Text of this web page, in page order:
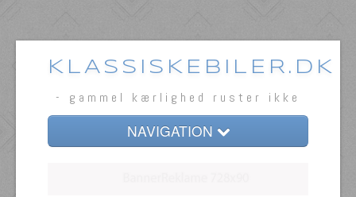
KLASSISKEBILER.DK
- gammel kærlighed ruster ikke
NAVIGATION